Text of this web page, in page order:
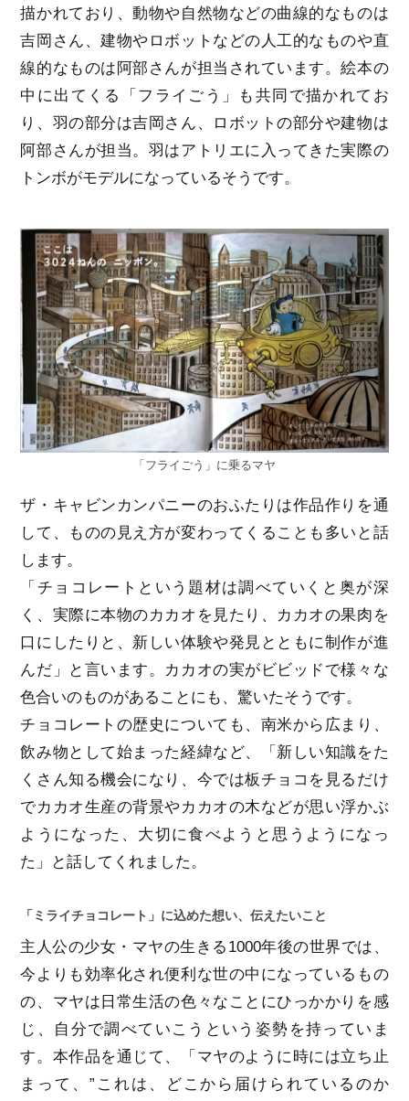
描かれており、動物や自然物などの曲線的なものは
吉岡さん、建物やロボットなどの人工的なものや直
線的なものは阿部さんが担当されています。絵本の
中に出てくる「フライごう」も共同で描かれてお
り、羽の部分は吉岡さん、ロボットの部分や建物は
阿部さんが担当。羽はアトリエに入ってきた実際の
トンボがモデルになっているそうです。
「フライごう」に乗るマヤ
ザ・キャビンカンパニーのおふたりは作品作りを通
して、ものの見え方が変わってくることも多いと話
します。
「チョコレートという題材は調べていくと奥が深
く、実際に本物のカカオを見たり、カカオの果肉を
口にしたりと、新しい体験や発見とともに制作が進
んだ」と言います。カカオの実がビビッドで様々な
色合いのものがあることにも、驚いたそうです。
チョコレートの歴史についても、南米から広まり、
飲み物として始まった経緯など、「新しい知識をた
くさん知る機会になり、今では板チョコを見るだけ
でカカオ生産の背景やカカオの木などが思い浮かぶ
ようになった、大切に食べようと思うようになっ
た」と話してくれました。
「ミライチョコレート」に込めた想い、伝えたいこと
主人公の少女・マヤの生きる1000年後の世界では、
今よりも効率化され便利な世の中になっているもの
の、マヤは日常生活の色々なことにひっかかりを感
じ、自分で調べていこうという姿勢を持っていま
す。本作品を通じて、「マヤのように時には立ち止
まって、”これは、どこから届けられているのか